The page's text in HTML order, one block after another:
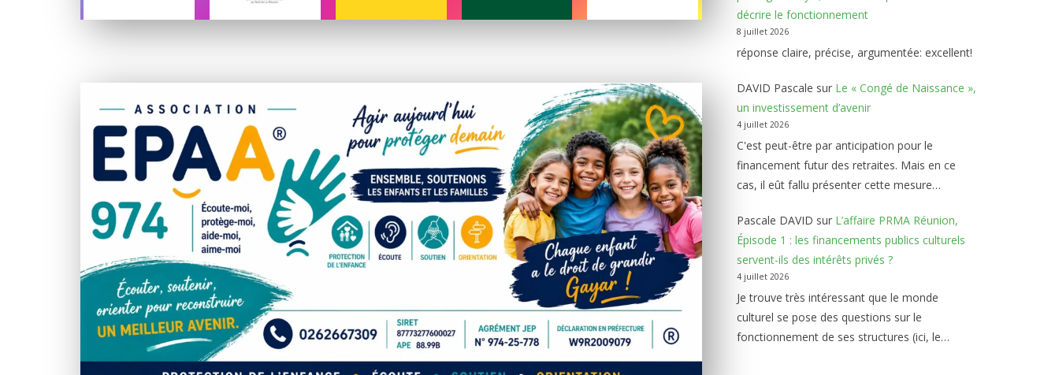
décrire le fonctionnement
8 juillet 2026
réponse claire, précise, argumentée: excellent!
DAVID Pascale sur Le « Congé de Naissance »,
un investissement d’avenir
4 juillet 2026
C'est peut-être par anticipation pour le
financement futur des retraites. Mais en ce
cas, il eût fallu présenter cette mesure…
Pascale DAVID sur L’affaire PRMA Réunion,
Épisode 1 : les financements publics culturels
servent-ils des intérêts privés ?
4 juillet 2026
Je trouve très intéressant que le monde
culturel se pose des questions sur le
fonctionnement de ses structures (ici, le…